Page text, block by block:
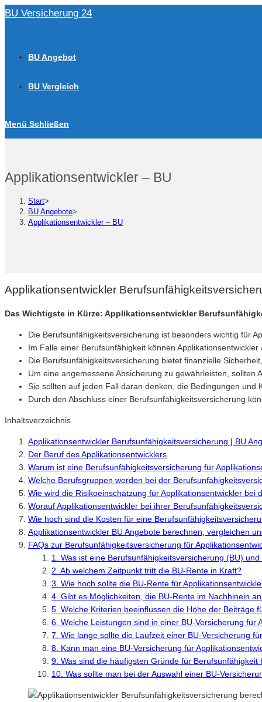
Zum
BU Versicherung 24
BU Angebot
BU Vergleich
Menü Schließen
Applikationsentwickler – BU
Start>
BU Angebote>
Applikationsentwickler – BU
Applikationsentwickler
Das Wichtigste in Kürze: Applikationsentwickler
Die Berufsunfähigkeitsversicherung ist besonders wichtig für
Im Falle einer Berufsunfähigkeit können
Die Berufsunfähigkeitsversicherung bietet finanzielle
Um eine angemessene Absicherung zu gewährleisten,
Sie sollten auf jeden Fall daran denken, die Bedingungen
Durch den Abschluss einer Berufsunfähigkeitsversicherung
Inhaltsverzeichnis
Applikationsentwickler Berufsunfähigkeitsversicherung | BU
Der Beruf des Applikationsentwicklers
Warum ist eine Berufsunfähigkeitsversicherung für
Welche Berufsgruppen werden bei der
Wie wird die Risikoeinschätzung für Applikationsentwickler
Worauf Applikationsentwickler bei ihrer
Wie hoch sind die Kosten für eine
Applikationsentwickler BU Angebote berechnen, vergleichen
FAQs zur Berufsunfähigkeitsversicherung für
1. Was ist eine Berufsunfähigkeitsversicherung (BU)
2. Ab welchem Zeitpunkt tritt die BU-Rente in Kraft?
3. Wie hoch sollte die BU-Rente für
4. Gibt es Möglichkeiten, die BU-Rente im Nachhinein
5. Welche Kriterien beeinflussen die Höhe der Beiträge
6. Welche Leistungen sind in einer BU-Versicherung für
7. Wie lange sollte die Laufzeit einer BU-Versicherung
8. Kann man eine BU-Versicherung für
9. Was sind die häufigsten Gründe für Berufsunfähigkeit
10. Was sollte man bei der Auswahl einer BU-